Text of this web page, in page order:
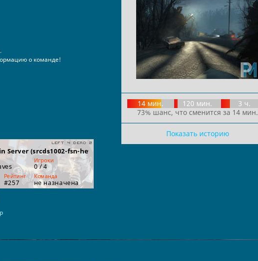
14 мин. 120 мин.
3 ч.
73% шанс, что сменится за 14 мин.
Показать историю
о команде!